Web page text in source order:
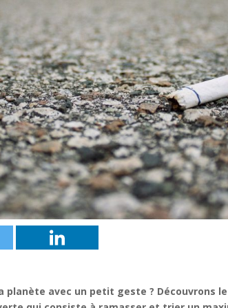
planète avec un petit geste ? Découvrons